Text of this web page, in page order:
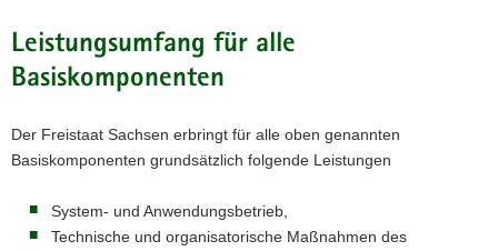
Leistungsumfang für alle
Basiskomponenten
Der Freistaat Sachsen erbringt für alle oben genannten
Basiskomponenten grundsätzlich folgende Leistungen
System- und Anwendungsbetrieb,
Technische und organisatorische Maßnahmen des